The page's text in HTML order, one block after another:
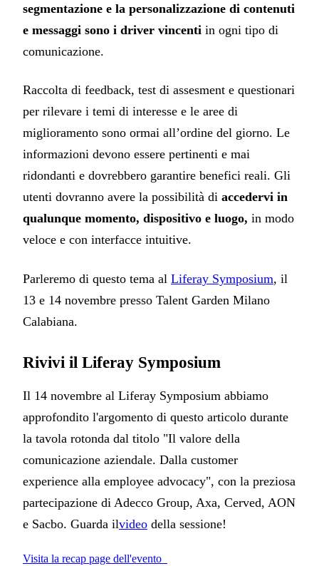
segmentazione e la personalizzazione di contenuti
e messaggi sono i driver vincenti in ogni tipo di
comunicazione.
Raccolta di feedback, test di assesment e questionari
per rilevare i temi di interesse e le aree di
miglioramento sono ormai all’ordine del giorno. Le
informazioni devono essere pertinenti e mai
ridondanti e dovrebbero garantire benefici reali. Gli
utenti dovranno avere la possibilità di accedervi in
qualunque momento, dispositivo e luogo, in modo
veloce e con interfacce intuitive.
Parleremo di questo tema al Liferay Symposium, il
13 e 14 novembre presso Talent Garden Milano
Calabiana.
Rivivi il Liferay Symposium
Il 14 novembre al Liferay Symposium abbiamo
approfondito l'argomento di questo articolo durante
la tavola rotonda dal titolo "Il valore della
comunicazione aziendale. Dalla customer
experience alla employee advocacy", con la preziosa
partecipazione di Adecco Group, Axa, Cerved, AON
e Sacbo. Guarda ilvideo della sessione!
Visita la recap page dell'evento